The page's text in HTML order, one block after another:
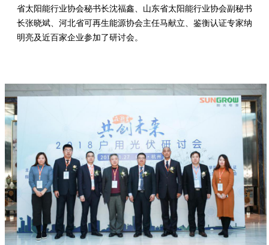
省太阳能行业协会秘书长沈福鑫、山东省太阳能行业协会副秘书
长张晓斌、河北省可再生能源协会主任马献立、鉴衡认证专家纳
明亮及近百家企业参加了研讨会。